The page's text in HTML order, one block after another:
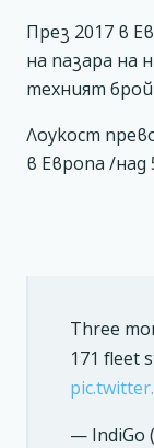
През 2017 в
на пазара на
техният брой
Лоукост
в Европа /над
Three
171 fleet
— IndiGo